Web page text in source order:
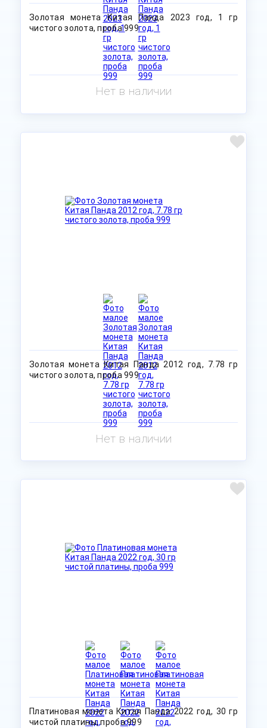
Золотая монета Китая Панда 2023 год, 1 гр
чистого золота, проба 999
Нет в наличии
Золотая монета Китая Панда 2012 год, 7.78 гр
чистого золота, проба 999
Нет в наличии
Платиновая монета Китая Панда 2022 год, 30 гр
чистой платины, проба 999